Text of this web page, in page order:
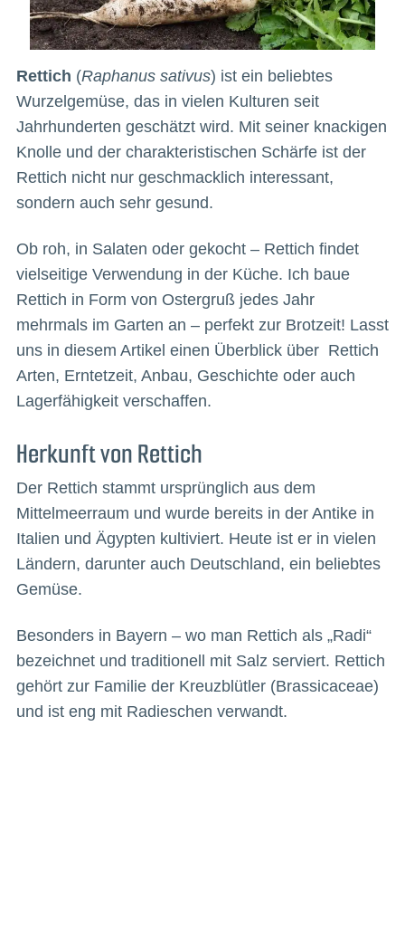
Rettich (Raphanus sativus) ist ein beliebtes
Wurzelgemüse, das in vielen Kulturen seit
Jahrhunderten geschätzt wird. Mit seiner knackigen
Knolle und der charakteristischen Schärfe ist der
Rettich nicht nur geschmacklich interessant,
sondern auch sehr gesund.
Ob roh, in Salaten oder gekocht – Rettich findet
vielseitige Verwendung in der Küche. Ich baue
Rettich in Form von Ostergruß jedes Jahr
mehrmals im Garten an – perfekt zur Brotzeit! Lasst
uns in diesem Artikel einen Überblick über Rettich
Arten, Erntetzeit, Anbau, Geschichte oder auch
Lagerfähigkeit verschaffen.
Herkunft von Rettich
Der Rettich stammt ursprünglich aus dem
Mittelmeerraum und wurde bereits in der Antike in
Italien und Ägypten kultiviert. Heute ist er in vielen
Ländern, darunter auch Deutschland, ein beliebtes
Gemüse.
Besonders in Bayern – wo man Rettich als „Radi“
bezeichnet und traditionell mit Salz serviert. Rettich
gehört zur Familie der Kreuzblütler (Brassicaceae)
und ist eng mit Radieschen verwandt.